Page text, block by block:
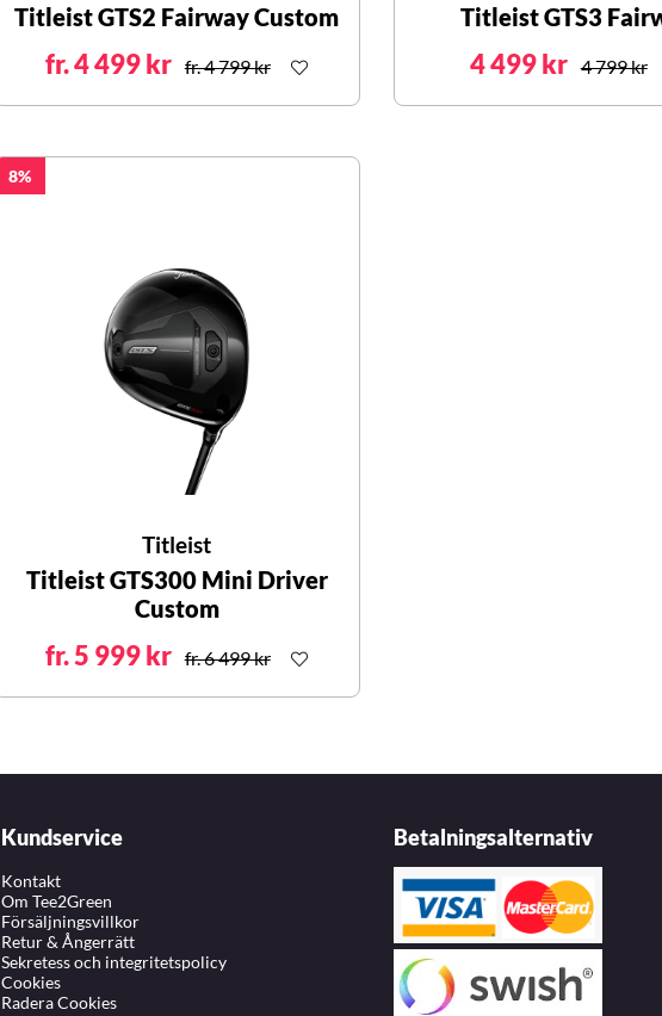
Titleist GTS2 Fairway Custom
fr. 4 499 kr fr. 4 799 kr
Titleist GTS3
4 499 kr 4 799 kr
8
Titleist
Titleist GTS300 Mini Driver
Custom
fr. 5 999 kr fr. 6 499 kr
Kundservice
Kontakt
Om Tee2Green
Försäljningsvillkor
Retur & Ångerrätt
Sekretess och integritetspolicy
Cookies
Radera Cookies
Betalningsalternativ